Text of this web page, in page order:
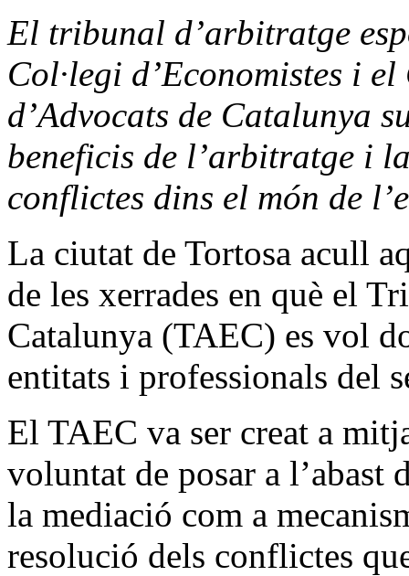
El tribunal d’arbitratge
Col·legi d’Economistes i
d’Advocats de Catalunya
beneficis de l’arbitratge i
conflictes dins el món de
La ciutat de Tortosa acull
de les xerrades en què el
Catalunya (TAEC) es vol
entitats i professionals del
El TAEC va ser creat a
voluntat de posar a l’abast
la mediació com a
resolució dels conflictes